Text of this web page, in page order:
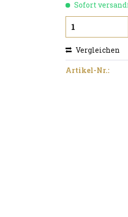
Sofort
Vergleichen
Artikel-Nr.: